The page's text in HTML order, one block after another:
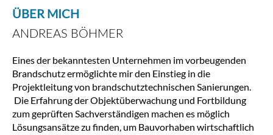
ÜBER MICH
ANDREAS BÖHMER
Eines der bekanntesten Unternehmen im vorbeugenden
Brandschutz ermöglichte mir den Einstieg in die
Projektleitung von brandschutztechnischen Sanierungen.
Die Erfahrung der Objektüberwachung und Fortbildung
zum geprüften Sachverständigen machen es möglich
Lösungsansätze zu finden, um Bauvorhaben wirtschaftlich